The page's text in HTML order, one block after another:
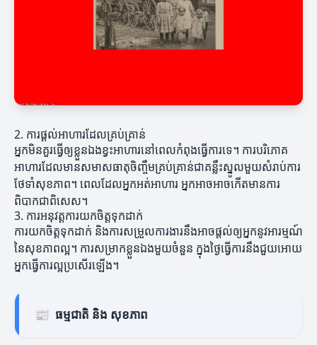
2. ការផ្តល់អាហារដែលគ្រប់គ្រាន់
អ្នកមិនគួរធ្វើឲ្យខ្លួនឯងខ្វះអាហារនៅពេលកំពុងធ្វើការទេ។ ការបរិភោគ
អាហារដែលមានសមាសធាតុចិញ្ចឹមគ្រប់គ្រាន់ជាគន្លឹះស្នូលមួយសំរាប់ការ
ថែទាំសុខភាព។ ពេលដែលអ្នកអត់អាហារ អ្នកអាចអាចកើតមានការ
ពិបាកជាពិសេស។
3. ការអនុវត្តការយកចិត្តទុកដាក់
ការយកចិត្តទុកដាក់ និងការសម្រួលការងារនឹងអាចផ្តល់ឲ្យអ្នកនូវអារម្មណ៍
នៃសុខភាពល្អ។ ការសម្រាកខ្លួនឯងមួយចំនួន ក្នុងថ្ងៃធ្វើការនឹងជួយអោយ
អ្នកធ្វើការល្អប្រសើរឡើង។
📰 ធម្មជាតិ និង សុខភាព